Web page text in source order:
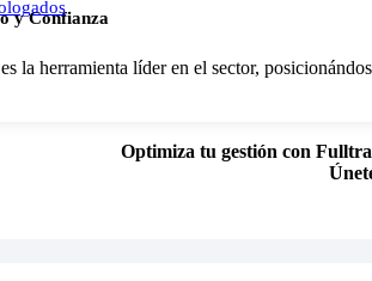
y Confianza
la herramienta líder en el sector,
Optimiza tu gestión con